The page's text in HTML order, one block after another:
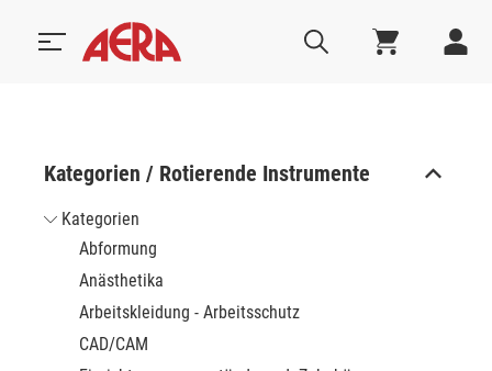
Kategorien / Rotierende Instrumente
Kategorien
Abformung
Anästhetika
Arbeitskleidung - Arbeitsschutz
CAD/CAM